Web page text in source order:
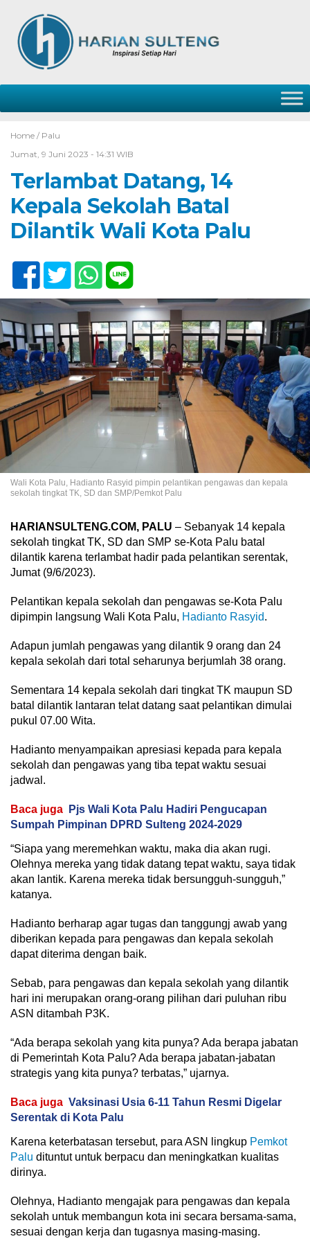
Home / Palu
Jumat, 9 Juni 2023 - 14:31 WIB
Terlambat Datang, 14
Kepala Sekolah Batal
Dilantik Wali Kota Palu
Wali Kota Palu, Hadianto Rasyid pimpin pelantikan pengawas dan kepala
sekolah tingkat TK, SD dan SMP/Pemkot Palu
HARIANSULTENG.COM, PALU – Sebanyak 14 kepala
sekolah tingkat TK, SD dan SMP se-Kota Palu batal
dilantik karena terlambat hadir pada pelantikan serentak,
Jumat (9/6/2023).
Pelantikan kepala sekolah dan pengawas se-Kota Palu
dipimpin langsung Wali Kota Palu, Hadianto Rasyid.
Adapun jumlah pengawas yang dilantik 9 orang dan 24
kepala sekolah dari total seharunya berjumlah 38 orang.
Sementara 14 kepala sekolah dari tingkat TK maupun SD
batal dilantik lantaran telat datang saat pelantikan dimulai
pukul 07.00 Wita.
Hadianto menyampaikan apresiasi kepada para kepala
sekolah dan pengawas yang tiba tepat waktu sesuai
jadwal.
Baca juga
Pjs Wali Kota Palu Hadiri Pengucapan
Sumpah Pimpinan DPRD Sulteng 2024-2029
“Siapa yang meremehkan waktu, maka dia akan rugi.
Olehnya mereka yang tidak datang tepat waktu, saya tidak
akan lantik. Karena mereka tidak bersungguh-sungguh,”
katanya.
Hadianto berharap agar tugas dan tanggungj awab yang
diberikan kepada para pengawas dan kepala sekolah
dapat diterima dengan baik.
Sebab, para pengawas dan kepala sekolah yang dilantik
hari ini merupakan orang-orang pilihan dari puluhan ribu
ASN ditambah P3K.
“Ada berapa sekolah yang kita punya? Ada berapa jabatan
di Pemerintah Kota Palu? Ada berapa jabatan-jabatan
strategis yang kita punya? terbatas,” ujarnya.
Baca juga Vaksinasi Usia 6-11 Tahun Resmi Digelar
Serentak di Kota Palu
Karena keterbatasan tersebut, para ASN lingkup Pemkot
Palu dituntut untuk berpacu dan meningkatkan kualitas
dirinya.
Olehnya, Hadianto mengajak para pengawas dan kepala
sekolah untuk membangun kota ini secara bersama-sama,
sesuai dengan kerja dan tugasnya masing-masing.